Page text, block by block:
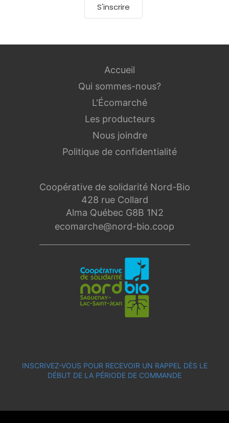
S'inscrire
Coopérative de solidarité Nord-Bio
428 rue Collard
Alma Québec G8B 1N2
ecomarche@nord-bio.coop
Accueil
Qui sommes-nous?
L'Écomarché
Les producteurs
Nous joindre
Politique de confidentialité
INSCRIVEZ-VOUS POUR RECEVOIR UN RAPPEL DÈS LE
DÉBUT DE LA PÉRIODE DE COMMANDE